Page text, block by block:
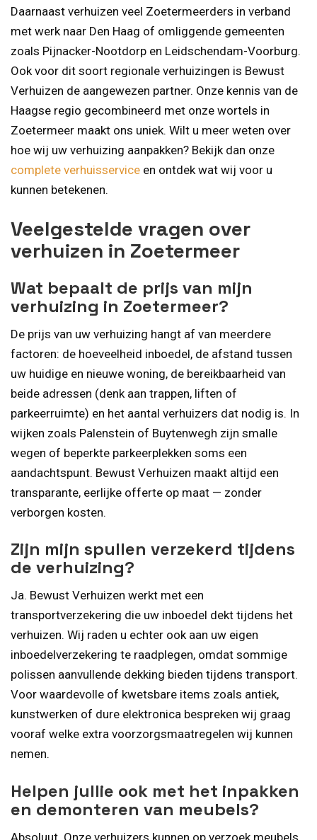
Daarnaast verhuizen veel Zoetermeerders in verband
met werk naar Den Haag of omliggende gemeenten
zoals Pijnacker-Nootdorp en Leidschendam-Voorburg.
Ook voor dit soort regionale verhuizingen is Bewust
Verhuizen de aangewezen partner. Onze kennis van de
Haagse regio gecombineerd met onze wortels in
Zoetermeer maakt ons uniek. Wilt u meer weten over
hoe wij uw verhuizing aanpakken? Bekijk dan onze
complete verhuisservice en ontdek wat wij voor u
kunnen betekenen.
Veelgestelde vragen over
verhuizen in Zoetermeer
Wat bepaalt de prijs van mijn
verhuizing in Zoetermeer?
De prijs van uw verhuizing hangt af van meerdere
factoren: de hoeveelheid inboedel, de afstand tussen
uw huidige en nieuwe woning, de bereikbaarheid van
beide adressen (denk aan trappen, liften of
parkeerruimte) en het aantal verhuizers dat nodig is. In
wijken zoals Palenstein of Buytenwegh zijn smalle
wegen of beperkte parkeerplekken soms een
aandachtspunt. Bewust Verhuizen maakt altijd een
transparante, eerlijke offerte op maat — zonder
verborgen kosten.
Zijn mijn spullen verzekerd tijdens
de verhuizing?
Ja. Bewust Verhuizen werkt met een
transportverzekering die uw inboedel dekt tijdens het
verhuizen. Wij raden u echter ook aan uw eigen
inboedelverzekering te raadplegen, omdat sommige
polissen aanvullende dekking bieden tijdens transport.
Voor waardevolle of kwetsbare items zoals antiek,
kunstwerken of dure elektronica bespreken wij graag
vooraf welke extra voorzorgsmaatregelen wij kunnen
nemen.
Helpen jullie ook met het inpakken
en demonteren van meubels?
Absoluut. Onze verhuizers kunnen op verzoek meubels